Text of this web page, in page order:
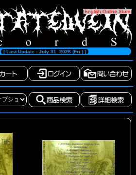
[English Online Store]
[ Last Update : July 31, 2026 (Fri.) ]